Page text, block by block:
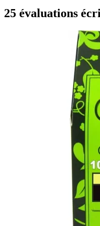
25 évaluations